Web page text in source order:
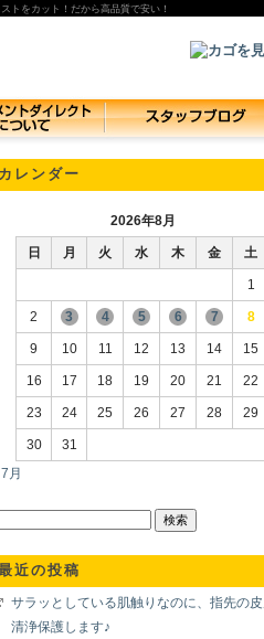
トをカット！だから高品質で安い！
カレンダー
2026年8月
日 月 火 水 木 金 土
1
2 3 4 5 6 7 8
9 10 11 12 13 14 15
16 17 18 19 20 21 22
23 24 25 26 27 28 29
30
31
月
近の投稿
サラッとしている肌触りなのに、指先の
清浄保護します♪